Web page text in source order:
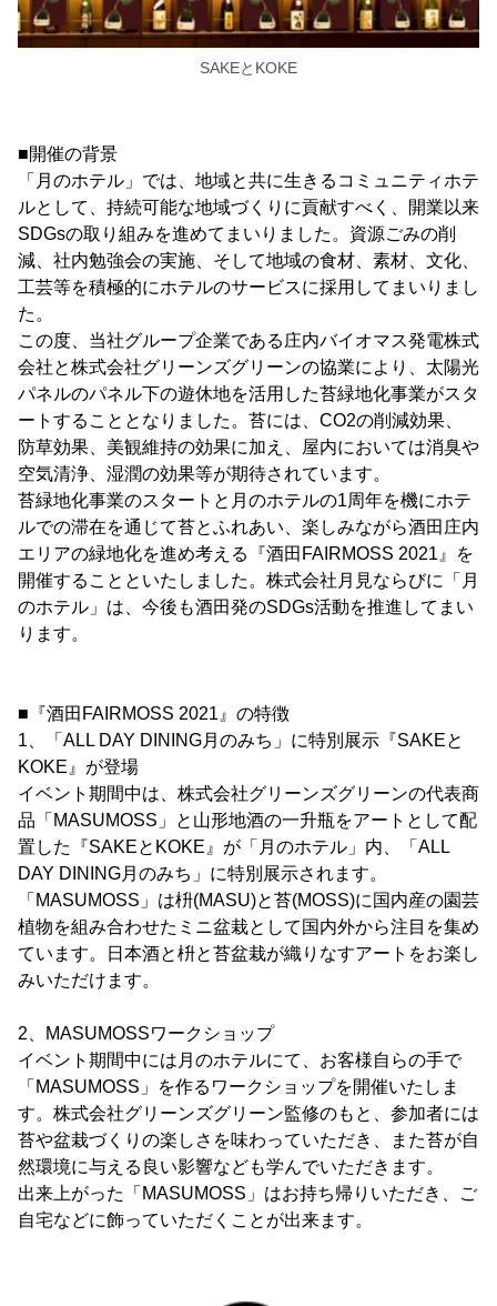
SAKEとKOKE
■開催の背景
「月のホテル」では、地域と共に生きるコミュニティホテ
ルとして、持続可能な地域づくりに貢献すべく、開業以来
SDGsの取り組みを進めてまいりました。資源ごみの削
減、社内勉強会の実施、そして地域の食材、素材、文化、
工芸等を積極的にホテルのサービスに採用してまいりまし
た。
この度、当社グループ企業である庄内バイオマス発電株式
会社と株式会社グリーンズグリーンの協業により、太陽光
パネルのパネル下の遊休地を活用した苔緑地化事業がスタ
ートすることとなりました。苔には、CO2の削減効果、
防草効果、美観維持の効果に加え、屋内においては消臭や
空気清浄、湿潤の効果等が期待されています。
苔緑地化事業のスタートと月のホテルの1周年を機にホテ
ルでの滞在を通じて苔とふれあい、楽しみながら酒田庄内
エリアの緑地化を進め考える『酒田FAIRMOSS 2021』を
開催することといたしました。株式会社月見ならびに「月
のホテル」は、今後も酒田発のSDGs活動を推進してまい
ります。
■『酒田FAIRMOSS 2021』の特徴
1、「ALL DAY DINING月のみち」に特別展示『SAKEと
KOKE』が登場
イベント期間中は、株式会社グリーンズグリーンの代表商
品「MASUMOSS」と山形地酒の一升瓶をアートとして配
置した『SAKEとKOKE』が「月のホテル」内、「ALL
DAY DINING月のみち」に特別展示されます。
「MASUMOSS」は枡(MASU)と苔(MOSS)に国内産の園芸
植物を組み合わせたミニ盆栽として国内外から注目を集め
ています。日本酒と枡と苔盆栽が織りなすアートをお楽し
みいただけます。
2、MASUMOSSワークショップ
イベント期間中には月のホテルにて、お客様自らの手で
「MASUMOSS」を作るワークショップを開催いたしま
す。株式会社グリーンズグリーン監修のもと、参加者には
苔や盆栽づくりの楽しさを味わっていただき、また苔が自
然環境に与える良い影響なども学んでいただきます。
出来上がった「MASUMOSS」はお持ち帰りいただき、ご
自宅などに飾っていただくことが出来ます。